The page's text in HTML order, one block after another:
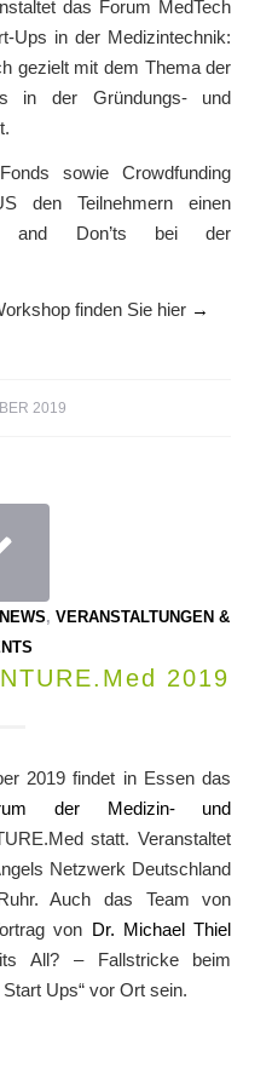
das Forum MedTech
Ups in der Medizintechnik:
gezielt mit dem Thema der
in der Gründungs- und
sowie Crowdfunding
den Teilnehmern einen
and Don’ts bei der
finden Sie hier →
2019
NEWS, VERANSTALTUNGEN &
2019
2019 findet in Essen das
der Medizin- und
statt. Veranstaltet
Netzwerk Deutschland
Auch das Team von
von Dr. Michael Thiel
All? – Fallstricke beim
Ups“ vor Ort sein.